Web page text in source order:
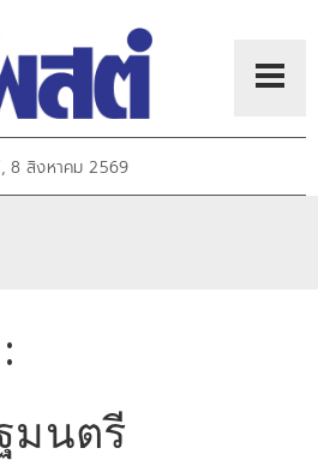
, 8 สิงหาคม 2569
มนตรี